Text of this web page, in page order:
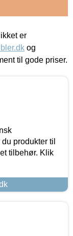
er
og
til gode priser.
produkter til
tilbehør. Klik